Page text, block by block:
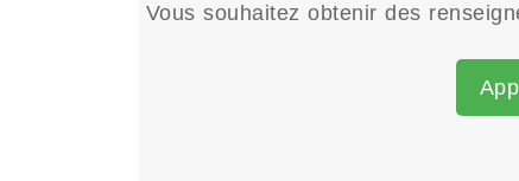
Vous souhaitez obtenir des